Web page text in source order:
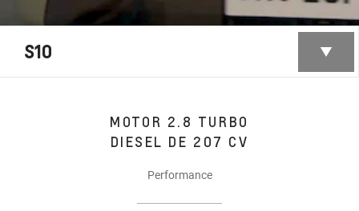
S10
MOTOR 2.8 TURBO
DIESEL DE 207 CV
Performance